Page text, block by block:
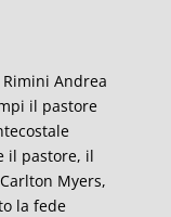
Andrea
il pastore
il pastore, il
Myers,
la fede